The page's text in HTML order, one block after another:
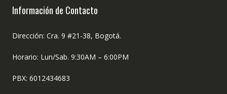
Información de Contacto
Dirección: Cra. 9 #21-38, Bogotá.
Horario: Lun/Sab. 9:30AM – 6:00PM
PBX: 6012434683